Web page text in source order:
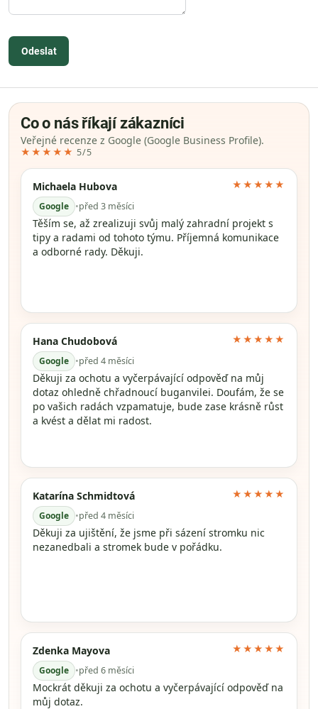
Odeslat
Co o nás říkají zákazníci
Veřejné recenze z Google (Google Business Profile).
★★★★★ 5/5
Michaela Hubova
Google •před 3 měsíci
★★★★★
Těším se, až zrealizuji svůj malý zahradní projekt s
tipy a radami od tohoto týmu. Příjemná komunikace
a odborné rady. Děkuji.
Hana Chudobová
Google •před 4 měsíci
★★★★★
Děkuji za ochotu a vyčerpávající odpověď na můj
dotaz ohledně chřadnoucí buganvilei. Doufám, že se
po vašich radách vzpamatuje, bude zase krásně růst
a kvést a dělat mi radost.
Katarína Schmidtová
Google •před 4 měsíci
★★★★★
Děkuji za ujištění, že jsme při sázení stromku nic
nezanedbali a stromek bude v pořádku.
Zdenka Mayova
Google •před 6 měsíci
★★★★★
Mockrát děkuji za ochotu a vyčerpávající odpověď na
můj dotaz.